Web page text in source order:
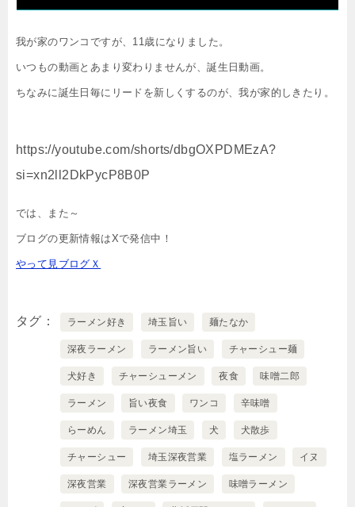
我が家のワンコですが、11歳になりました。
いつもの動画とあまり変わりませんが、誕生日動画。
ちなみに誕生日毎にリードを新しくするのが、我が家的しきたり。
https://youtube.com/shorts/dbgOXPDMEzA?
si=xn2ll2DkPycP8B0P
では、また～
ブログの更新情報はXで発信中！
やって見ブログＸ
タグ ラーメン好き 埼玉旨い 麺たなか
深夜ラーメン ラーメン旨い チャーシュー麺
犬好き チャーシューメン 夜食 味噌二郎
ラーメン 旨い夜食 ワンコ 辛味噌
らーめん ラーメン埼玉 犬 犬散歩
チャーシュー 埼玉深夜営業 塩ラーメン イヌ
深夜営業 深夜営業ラーメン 味噌ラーメン